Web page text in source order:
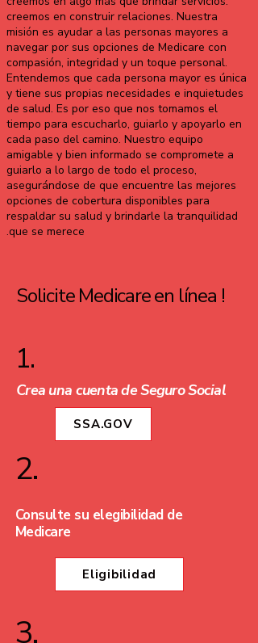
creemos en construir relaciones. Nuestra
misión es ayudar a las personas mayores a
navegar por sus opciones de Medicare con
compasión, integridad y un toque personal.
Entendemos que cada persona mayor es única
y tiene sus propias necesidades e inquietudes
de salud. Es por eso que nos tomamos el
tiempo para escucharlo, guiarlo y apoyarlo en
cada paso del camino. Nuestro equipo
amigable y bien informado se compromete a
guiarlo a lo largo de todo el proceso,
asegurándose de que encuentre las mejores
opciones de cobertura disponibles para
respaldar su salud y brindarle la tranquilidad
que se merece.
Solicite Medicare en línea !
1.
Crea una cuenta de SeguroSocial
SSA.GOV
2.
Consulte su elegibilidad de
Medicare
Eligibilidad
3.